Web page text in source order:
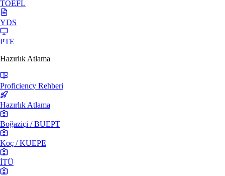
TOEFL
YDS
PTE
Hazırlık Atlama
Proficiency Rehberi
Hazırlık Atlama
Boğaziçi / BUEPT
Koç / KUEPE
İTÜ